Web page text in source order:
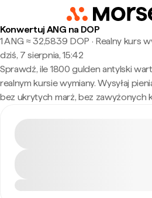
Konwertuj ANG na DOP
1 ANG ≈ 32,5839 DOP · Realny kurs
dziś, 7 sierpnia, 15:42
Sprawdź, ile 1800 gulden antylski
realnym kursie wymiany. Wysyłaj
bez ukrytych marż, bez zawyżonych